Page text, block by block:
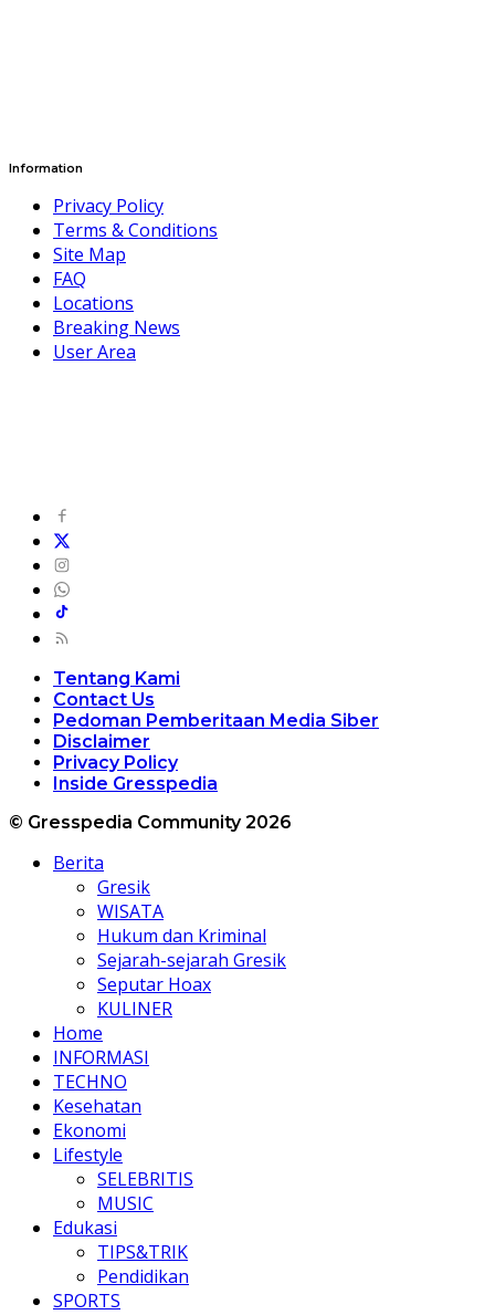
Information
Privacy Policy
Terms & Conditions
Site Map
FAQ
Locations
Breaking News
User Area
Tentang Kami
Contact Us
Pedoman Pemberitaan Media Siber
Disclaimer
Privacy Policy
Inside Gresspedia
© Gresspedia Community 2026
Berita
Gresik
WISATA
Hukum dan Kriminal
Sejarah-sejarah Gresik
Seputar Hoax
KULINER
Home
INFORMASI
TECHNO
Kesehatan
Ekonomi
Lifestyle
SELEBRITIS
MUSIC
Edukasi
TIPS&TRIK
Pendidikan
SPORTS